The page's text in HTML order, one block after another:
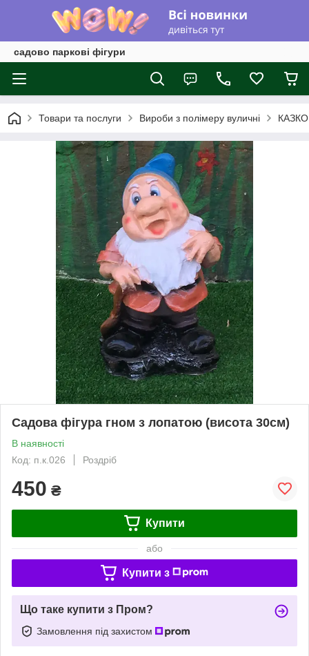
садово паркові фігури
Товари та послуги Вироби з полімеру вуличні
Садова фігура гном з лопатою (висота 30см)
В наявності
Код: п.к.026
Роздріб
450 ₴
Купити
або
Купити з
Що таке купити з Пром?
Замовлення під захистом